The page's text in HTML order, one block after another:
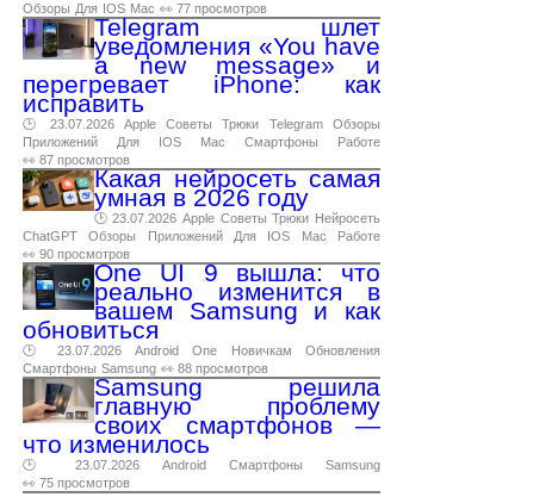
Обзоры Для IOS Mac 👀 77 просмотров
Telegram шлет
уведомления «You have
a new message» и
перегревает iPhone: как
исправить
🕑 23.07.2026 Apple Советы Трюки Telegram
Обзоры
Приложений
Для IOS Mac Смартфоны
Работе
👀 87 просмотров
Какая нейросеть самая
умная в 2026 году
🕑 23.07.2026 Apple Советы Трюки Нейросеть
ChatGPT
Обзоры Приложений Для IOS Mac
Работе
👀 90 просмотров
One UI 9 вышла: что
реально изменится в
вашем Samsung и как
обновиться
🕑 23.07.2026 Android One Новичкам
Обновления
Смартфоны Samsung 👀 88 просмотров
Samsung решила
главную проблему
своих смартфонов —
что изменилось
🕑 23.07.2026 Android Смартфоны
Samsung
👀 75 просмотров